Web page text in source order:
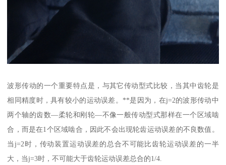
波形传动的一个重要特点是，与其它传动型式比较，当其中齿轮是
相同精度时，具有较小的运动误差。**是因为，在j=2的波形传动中
两个轴的齿数—柔轮和刚轮—不像一般传动型式那样在一个区域啮
合，而是在1个区域啮合，因此不会出现轮齿运动误差的不良数值。
当j=2时，传动装置运动误差的总合不可能比齿轮运动误差的一半
大，当j=3时，不可能大于齿轮运动误差总合的1/4.